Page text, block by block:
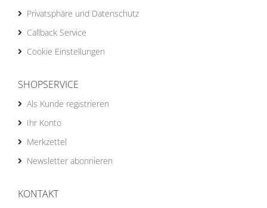
Privatsphäre und Datenschutz
Callback Service
Cookie Einstellungen
SHOPSERVICE
Als Kunde registrieren
Ihr Konto
Merkzettel
Newsletter abonnieren
KONTAKT